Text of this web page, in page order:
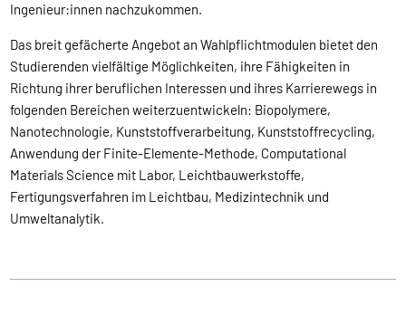
Ingenieur:innen nachzukommen.
Das breit gefächerte Angebot an Wahlpflichtmodulen bietet den
Studierenden vielfältige Möglichkeiten, ihre Fähigkeiten in
Richtung ihrer beruflichen Interessen und ihres Karrierewegs in
folgenden Bereichen weiterzuentwickeln: Biopolymere,
Nanotechnologie, Kunststoffverarbeitung, Kunststoffrecycling,
Anwendung der Finite-Elemente-Methode, Computational
Materials Science mit Labor, Leichtbauwerkstoffe,
Fertigungsverfahren im Leichtbau, Medizintechnik und
Umweltanalytik.